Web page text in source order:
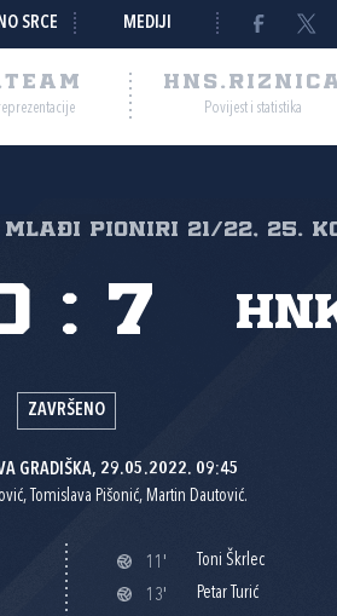
SRCE MEDIJI
Povijest i statistika
pioniri 21/22, 25.
: 7
ZAVRŠENO
GRADIŠKA, 29.05.2022. 09:45
Tomislava Pišonić, Martin Dautović.
11'
Toni Škrlec
13'
Petar Turić